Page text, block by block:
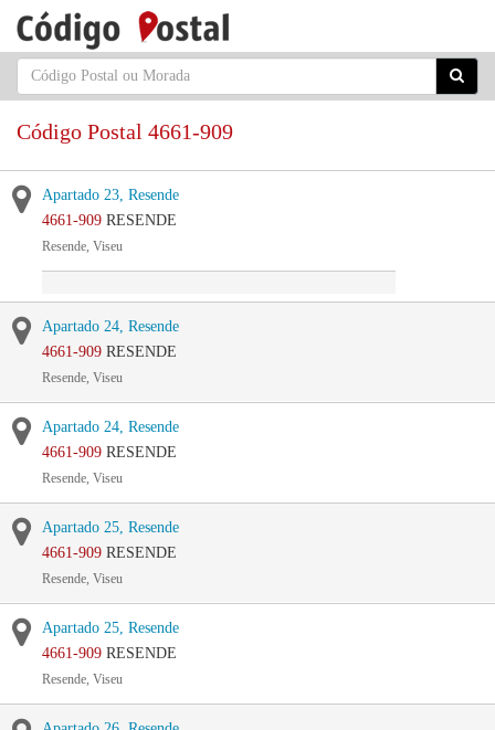
Código Postal 4661-909
Apartado 23, Resende
4661-909 RESENDE
Resende, Viseu
Apartado 24, Resende
4661-909 RESENDE
Resende, Viseu
Apartado 24, Resende
4661-909 RESENDE
Resende, Viseu
Apartado 25, Resende
4661-909 RESENDE
Resende, Viseu
Apartado 25, Resende
4661-909 RESENDE
Resende, Viseu